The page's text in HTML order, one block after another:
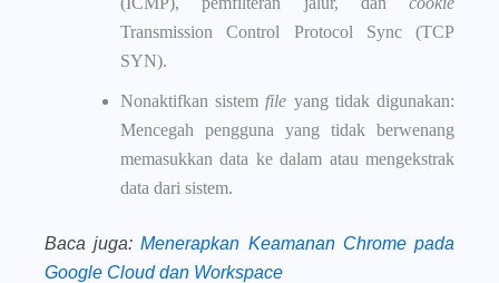
Transmission Control Protocol Sync (TCP
SYN).
Nonaktifkan sistem file yang tidak digunakan:
Mencegah pengguna yang tidak berwenang
memasukkan data ke dalam atau mengekstrak
data dari sistem.
Baca juga: Menerapkan Keamanan Chrome pada
Google Cloud dan Workspace